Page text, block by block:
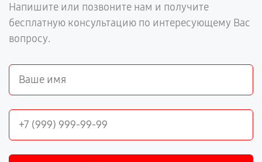
Напишите или позвоните нам и получите
бесплатную консультацию по интересующему Вас
вопросу.